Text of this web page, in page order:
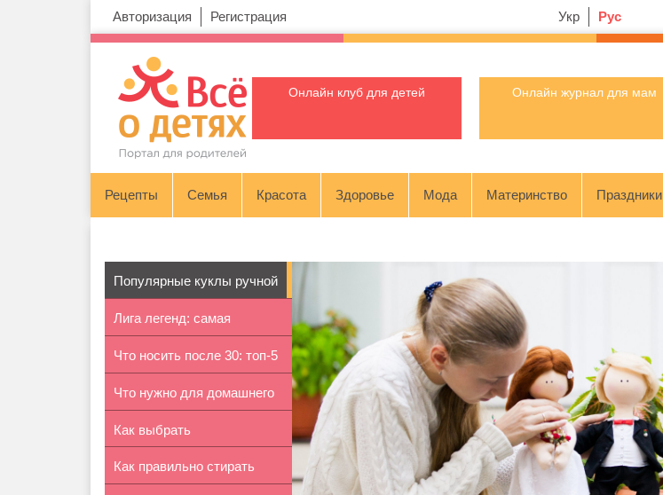
Авторизация Регистрация Укр Рус
Онлайн клуб для детей Онлайн журнал для мам
Рецепты Семья Красота Здоровье Мода Материнство Праздники
Популярные куклы ручной
работы
Лига легенд: самая
популярная в...
Что носить после 30: топ-5
сове...
Что нужно для домашнего
наращив...
Как выбрать
ортопедический матр...
Как правильно стирать